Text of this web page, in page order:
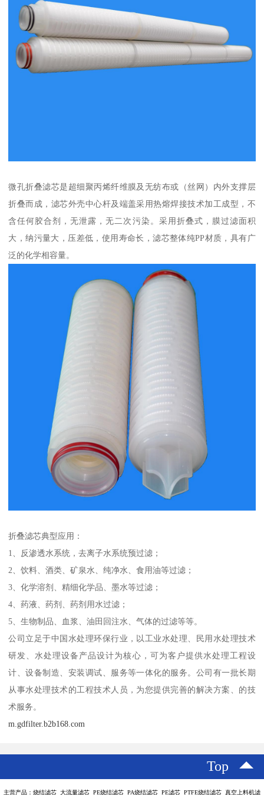
微孔折叠滤芯是超细聚丙烯纤维膜及无纺布或（丝网）内外支撑层
折叠而成，滤芯外壳中心杆及端盖采用热熔焊接技术加工成型，不
含任何胶合剂，无泄露，无二次污染。采用折叠式，膜过滤面积
大，纳污量大，压差低，使用寿命长，滤芯整体纯PP材质，具有广
泛的化学相容量。
折叠滤芯典型应用：
1、反渗透水系统，去离子水系统预过滤；
2、饮料、酒类、矿泉水、纯净水、食用油等过滤；
3、化学溶剂、精细化学品、墨水等过滤；
4、药液、药剂、药剂用水过滤；
5、生物制品、血浆、油田回注水、气体的过滤等等。
公司立足于中国水处理环保行业，以工业水处理、民用水处理技术
研发、水处理设备产品设计为核心，可为客户提供水处理工程设
计、设备制造、安装调试、服务等一体化的服务。公司有一批长期
从事水处理技术的工程技术人员，为您提供完善的解决方案、的技
术服务。
m.gdfilter.b2b168.com
Top
主营产品：烧结滤芯 大流量滤芯 PE烧结滤芯 PA烧结滤芯 PE滤芯 PTFE烧结滤芯 真空上料机滤